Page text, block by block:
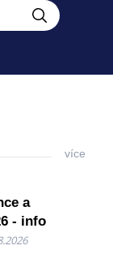
více
a
- info